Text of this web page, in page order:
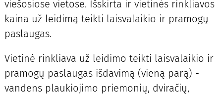
viešosiose vietose. Išskirta ir vietinės rinkliavos
kaina už leidimą teikti laisvalaikio ir pramogų
paslaugas.
Vietinė rinkliava už leidimo teikti laisvalaikio ir
pramogų paslaugas išdavimą (vieną parą) -
vandens plaukiojimo priemonių, dviračių,